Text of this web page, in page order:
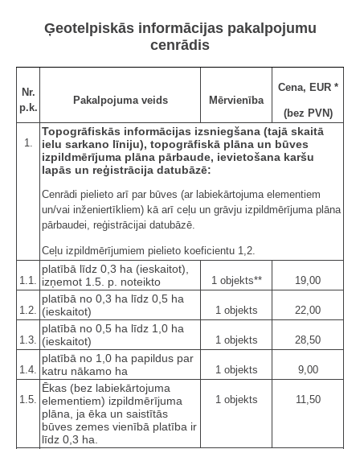
Ģeotelpiskās informācijas pakalpojumu
cenrādis
Nr.
p.k.
Pakalpojuma veids Mērvienība
Cena, EUR *
(bez PVN)
1.
Topogrāfiskās informācijas izsniegšana (tajā skaitā
ielu sarkano līniju), topogrāfiskā plāna un būves
izpildmērījuma plāna pārbaude, ievietošana karšu
lapās un reģistrācija datubāzē:
Cenrādi pielieto arī par būves (ar labiekārtojuma elementiem
un/vai inženiertīkliem) kā arī ceļu un grāvju izpildmērījuma plāna
pārbaudei, reģistrācijai datubāzē.
Ceļu izpildmērījumiem pielieto koeficientu 1,2.
1.1.
platībā līdz 0,3 ha (ieskaitot),
izņemot 1.5. p. noteikto
1 objekts** 19,00
1.2.
platībā no 0,3 ha līdz 0,5 ha
(ieskaitot)
1 objekts 22,00
1.3.
platībā no 0,5 ha līdz 1,0 ha
(ieskaitot)
1 objekts 28,50
1.4.
platībā no 1,0 ha papildus par
katru nākamo ha
1 objekts 9,00
1.5.
Ēkas (bez labiekārtojuma
elementiem) izpildmērījuma
plāna, ja ēka un saistītās
būves zemes vienībā platība ir
līdz 0,3 ha.
1 objekts 11,50